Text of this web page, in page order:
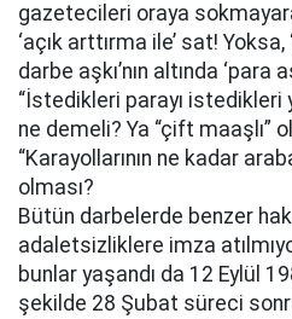
gazetecileri oraya
‘açık arttırma ile’ sat! Yoksa,
darbe aşkı’nın altında ‘para
“İstedikleri parayı istedikleri
ne demeli? Ya “çift maaşlı”
“Karayollarının ne kadar
olması?
Bütün darbelerde benzer
adaletsizliklere imza
bunlar yaşandı da 12 Eylül
şekilde 28 Şubat süreci